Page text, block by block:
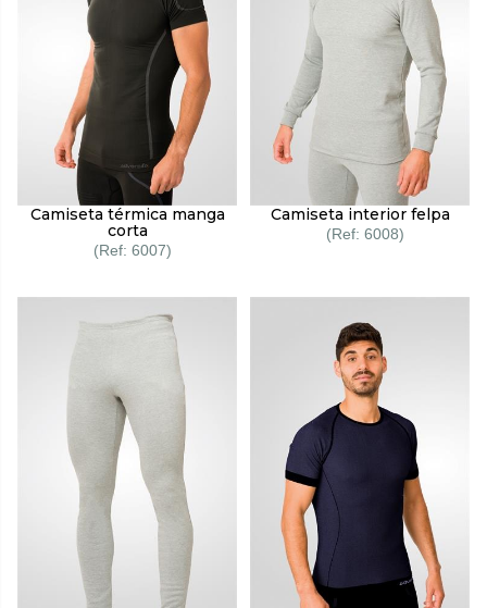
Camiseta térmica manga
corta
6007
Camiseta interior felpa
6008